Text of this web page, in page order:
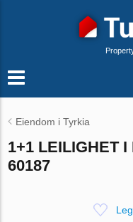
Eiendom i Tyrkia
1+1 LEILIGHET
60187